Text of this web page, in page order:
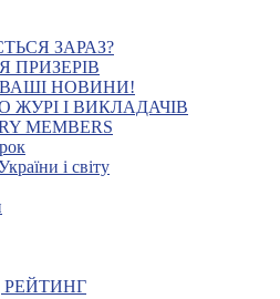
ЗАРАЗ?
ПРИЗЕРІВ
НОВИНИ!
І ВИКЛАДАЧІВ
MEMBERS
і світу
| РЕЙТИНГ